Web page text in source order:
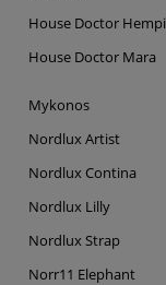
House Doctor Hempi
House Doctor Mara
Mykonos
Nordlux Artist
Nordlux Contina
Nordlux Lilly
Nordlux Strap
Norr11 Elephant